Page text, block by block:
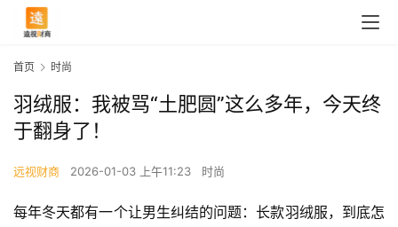
首页 时尚
羽绒服：我被骂“土肥圆”这么多年，今天终
于翻身了！
远视财商 2026-01-03 上午11:23 时尚
每年冬天都有一个让男生纠结的问题：长款羽绒服，到底怎